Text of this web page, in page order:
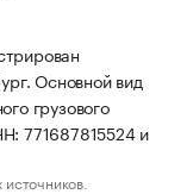
Основной вид
грузового
771687815524 и